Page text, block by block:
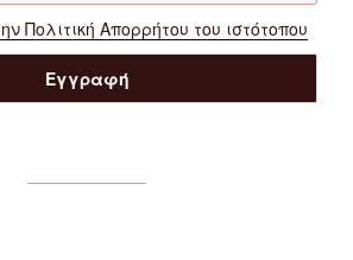
Πολιτική Απορρήτου του ιστότοπου